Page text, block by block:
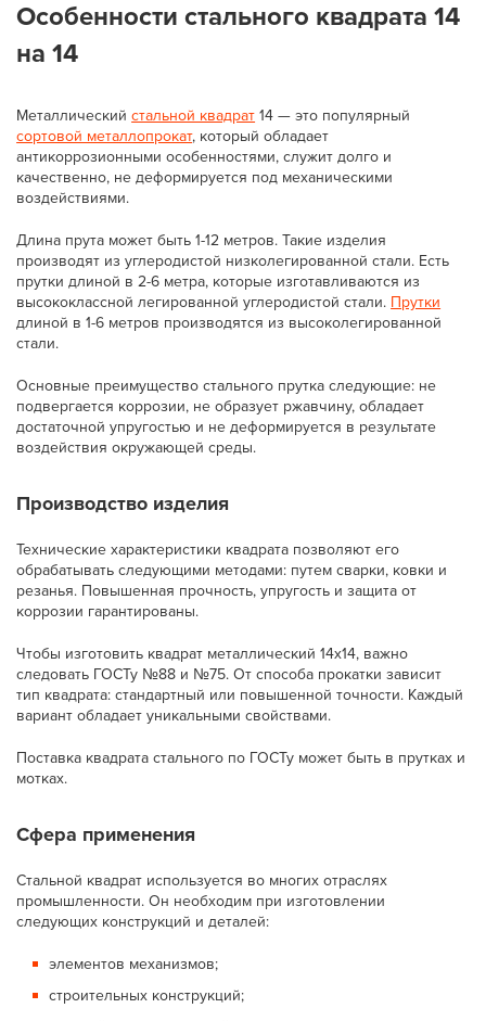
Особенности стального квадрата 14
на 14
Металлическийстальной квадрат 14 — это популярный
сортовой металлопрокат, который обладает
антикоррозионными особенностями, служит долго и
качественно, не деформируется под механическими
воздействиями.
Длина прута может быть 1-12 метров. Такие изделия
производят из углеродистой низколегированной стали. Есть
прутки длиной в 2-6 метра, которые изготавливаются из
высококлассной легированной углеродистой стали. Прутки
длиной в 1-6 метров производятся из высоколегированной
стали.
Основные преимущество стального прутка следующие: не
подвергается коррозии, не образует ржавчину, обладает
достаточной упругостью и не деформируется в результате
воздействия окружающей среды.
Производство изделия
Технические характеристики квадрата позволяют его
обрабатывать следующими методами: путем сварки, ковки и
резанья. Повышенная прочность, упругость и защита от
коррозии гарантированы.
Чтобы изготовить квадрат металлический 14х14, важно
следовать ГОСТу №88 и №75. От способа прокатки зависит
тип квадрата: стандартный или повышенной точности. Каждый
вариант обладает уникальными свойствами.
Поставка квадрата стального по ГОСТу может быть в прутках и
мотках.
Сфера применения
Стальной квадрат используется во многих отраслях
промышленности. Он необходим при изготовлении
следующих конструкций и деталей:
элементов механизмов;
строительных конструкций;